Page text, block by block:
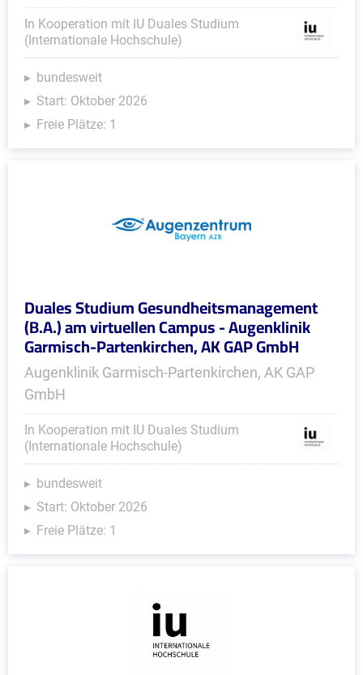
In Kooperation mit IU Duales Studium
(Internationale Hochschule)
bundesweit
Start: Oktober 2026
Freie Plätze: 1
Duales Studium Gesundheitsmanagement
(B.A.) am virtuellen Campus - Augenklinik
Garmisch-Partenkirchen, AK GAP GmbH
Augenklinik Garmisch-Partenkirchen, AK GAP
GmbH
In Kooperation mit IU Duales Studium
(Internationale Hochschule)
bundesweit
Start: Oktober 2026
Freie Plätze: 1